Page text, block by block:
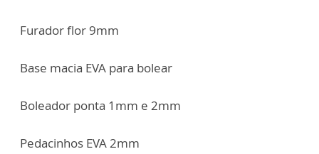
Furador flor 9mm
Base macia EVA para bolear
Boleador ponta 1mm e 2mm
Pedacinhos EVA 2mm